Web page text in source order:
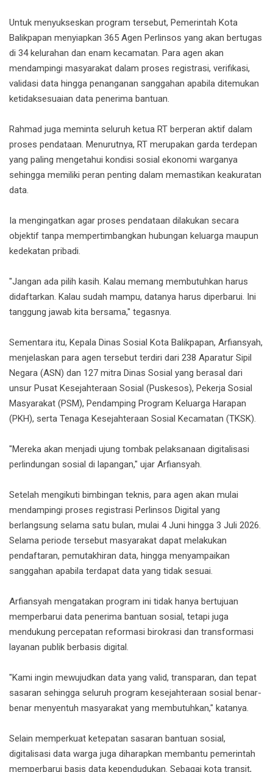
Untuk menyukseskan program tersebut, Pemerintah Kota
Balikpapan menyiapkan 365 Agen Perlinsos yang akan bertugas
di 34 kelurahan dan enam kecamatan. Para agen akan
mendampingi masyarakat dalam proses registrasi, verifikasi,
validasi data hingga penanganan sanggahan apabila ditemukan
ketidaksesuaian data penerima bantuan.
Rahmad juga meminta seluruh ketua RT berperan aktif dalam
proses pendataan. Menurutnya, RT merupakan garda terdepan
yang paling mengetahui kondisi sosial ekonomi warganya
sehingga memiliki peran penting dalam memastikan keakuratan
data.
Ia mengingatkan agar proses pendataan dilakukan secara
objektif tanpa mempertimbangkan hubungan keluarga maupun
kedekatan pribadi.
"Jangan ada pilih kasih. Kalau memang membutuhkan harus
didaftarkan. Kalau sudah mampu, datanya harus diperbarui. Ini
tanggung jawab kita bersama," tegasnya.
Sementara itu, Kepala Dinas Sosial Kota Balikpapan, Arfiansyah,
menjelaskan para agen tersebut terdiri dari 238 Aparatur Sipil
Negara (ASN) dan 127 mitra Dinas Sosial yang berasal dari
unsur Pusat Kesejahteraan Sosial (Puskesos), Pekerja Sosial
Masyarakat (PSM), Pendamping Program Keluarga Harapan
(PKH), serta Tenaga Kesejahteraan Sosial Kecamatan (TKSK).
"Mereka akan menjadi ujung tombak pelaksanaan digitalisasi
perlindungan sosial di lapangan," ujar Arfiansyah.
Setelah mengikuti bimbingan teknis, para agen akan mulai
mendampingi proses registrasi Perlinsos Digital yang
berlangsung selama satu bulan, mulai 4 Juni hingga 3 Juli 2026.
Selama periode tersebut masyarakat dapat melakukan
pendaftaran, pemutakhiran data, hingga menyampaikan
sanggahan apabila terdapat data yang tidak sesuai.
Arfiansyah mengatakan program ini tidak hanya bertujuan
memperbarui data penerima bantuan sosial, tetapi juga
mendukung percepatan reformasi birokrasi dan transformasi
layanan publik berbasis digital.
"Kami ingin mewujudkan data yang valid, transparan, dan tepat
sasaran sehingga seluruh program kesejahteraan sosial benar-
benar menyentuh masyarakat yang membutuhkan," katanya.
Selain memperkuat ketepatan sasaran bantuan sosial,
digitalisasi data warga juga diharapkan membantu pemerintah
memperbarui basis data kependudukan. Sebagai kota transit,